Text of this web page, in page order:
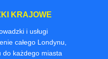
KRAJOWE
i usługi
całego Londynu,
do każdego miasta